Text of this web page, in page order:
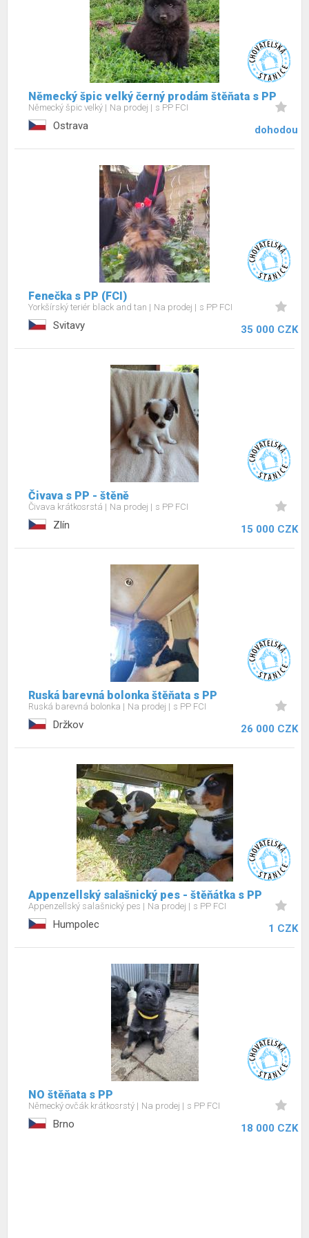
Německý špic velký černý prodám štěňata s PP
Německý špic velký Na prodej s PP FCI
Ostrava dohodou
Fenečka s PP (FCI)
Yorkšírský teriér black and tan Na prodej s PP FCI
Svitavy 35 000 CZK
Čivava s PP - štěně
Čivava krátkosrstá Na prodej s PP FCI
Zlín 15 000 CZK
Ruská barevná bolonka štěňata s PP
Ruská barevná bolonka Na prodej s PP FCI
Držkov 26 000 CZK
Appenzellský salašnický pes - štěňátka s PP
Appenzellský salašnický pes Na prodej s PP FCI
Humpolec 1 CZK
NO štěňata s PP
Německý ovčák krátkosrstý Na prodej s PP FCI
Brno 18 000 CZK